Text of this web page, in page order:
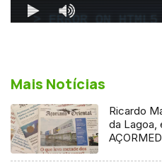
Mais Notícias
Ricardo
da Lagoa,